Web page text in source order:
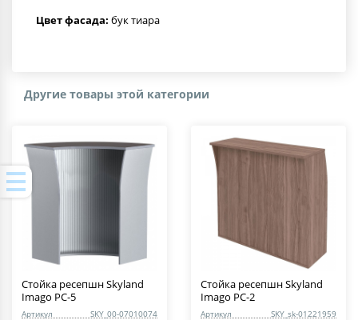
Цвет фасада: бук тиара
Другие товары этой категории
Стойка ресепшн Skyland
Imago РС-5
Артикул SKY_00-07010074
Стойка ресепшн Skyland
Imago РС-2
Артикул SKY_sk-01221959